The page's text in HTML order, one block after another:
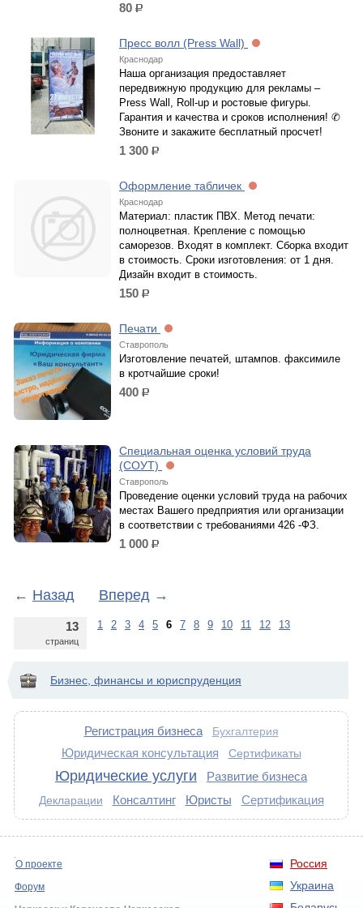
80 р.
Пресс волл (Press Wall)
Краснодар
Наша организация предоставляет
передвижную продукцию для рекламы –
Press Wall, Roll-up и ростовые фигуры.
Гарантия и качества и сроков исполнения! ✆
Звоните и закажите бесплатный просчет!
1 300 р.
Оформление табличек
Краснодар
Материал: пластик ПВХ. Метод печати:
полноцветная. Крепление с помощью
саморезов. Входят в комплект. Сборка входит
в стоимость. Сроки изготовления: от 1 дня.
Дизайн входит в стоимость.
150 р.
Печати
Ставрополь
Изготовление печатей, штампов. факсимиле
в кротчайшие сроки!
400 р.
Специальная оценка условий труда
(СОУТ)
Ставрополь
Проведение оценки условий труда на рабочих
местах Вашего предприятия или организации
в соответствии с требованиями 426 -ФЗ.
1 000 р.
← Назад Вперед →
13
страниц
1 2 3 4 5 6 7 8 9 10 11 12 13
Бизнес, финансы и юриспруденция
Регистрация бизнеса Бухгалтерия
Юридическая консультация Сертификаты
Юридические услуги Развитие бизнеса
Декларации Консалтинг Юристы Сертификация
Россия
Украина
О проекте
Форум